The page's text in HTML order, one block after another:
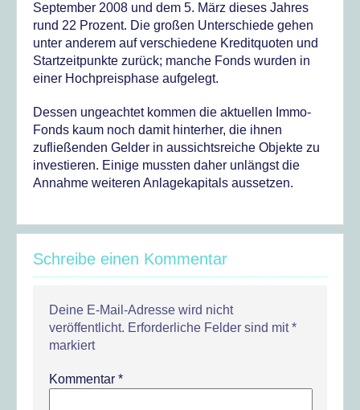
September 2008 und dem 5. März dieses Jahres
rund 22 Prozent. Die großen Unterschiede gehen
unter anderem auf verschiedene Kreditquoten und
Startzeitpunkte zurück; manche Fonds wurden in
einer Hochpreisphase aufgelegt.
Dessen ungeachtet kommen die aktuellen Immo-
Fonds kaum noch damit hinterher, die ihnen
zufließenden Gelder in aussichtsreiche Objekte zu
investieren. Einige mussten daher unlängst die
Annahme weiteren Anlagekapitals aussetzen.
Schreibe einen Kommentar
Deine E-Mail-Adresse wird nicht
veröffentlicht. Erforderliche Felder sind mit*
markiert
Kommentar *